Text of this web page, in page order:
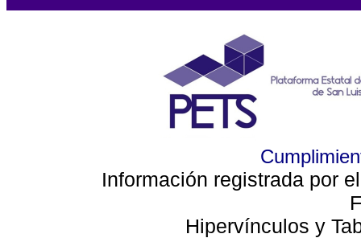
Información registrada por
Hipervínculos y